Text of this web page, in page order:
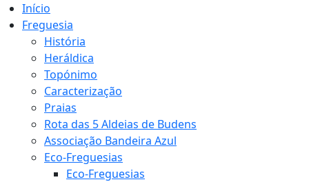
Início
Freguesia
História
Heráldica
Topónimo
Caracterização
Praias
Rota das 5 Aldeias de Budens
Associação Bandeira Azul
Eco-Freguesias
Eco-Freguesias